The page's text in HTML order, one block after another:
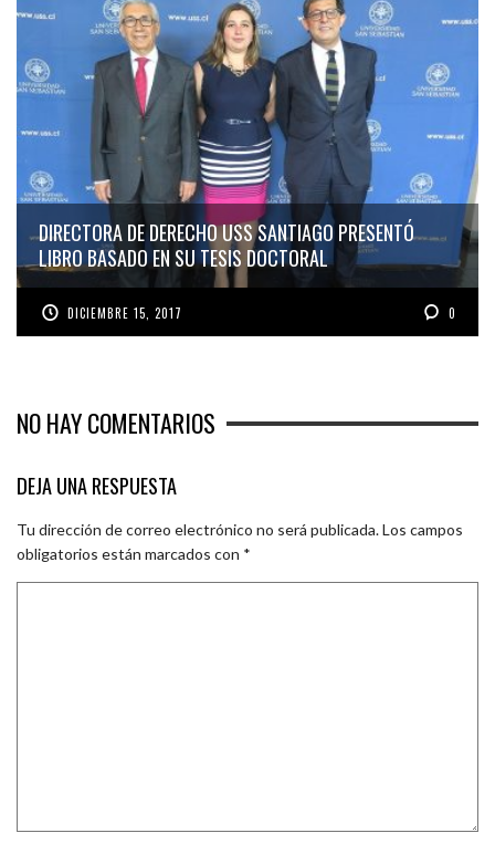
DIRECTORA DE DERECHO USS SANTIAGO PRESENTÓ
LIBRO BASADO EN SU TESIS DOCTORAL
DICIEMBRE 15, 2017 0
NO HAY COMENTARIOS
DEJA UNA RESPUESTA
Tu dirección de correo electrónico no será publicada.Los campos
obligatorios están marcados con *